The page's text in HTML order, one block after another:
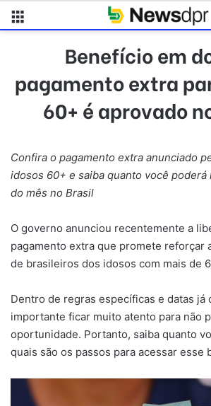
Benefício em
pagamento extra
60+ é aprovado
Confira o pagamento extra anunciado
idosos 60+ e saiba quanto você
do mês no Brasil
O governo anunciou recentemente a
pagamento extra que promete reforçar
de brasileiros dos idosos com mais de
Dentro de regras específicas e datas já
importante ficar muito atento para não
oportunidade. Portanto, saiba quanto
quais são os passos para acessar esse